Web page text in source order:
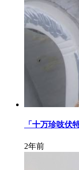
「十万珍吱伏
2年前